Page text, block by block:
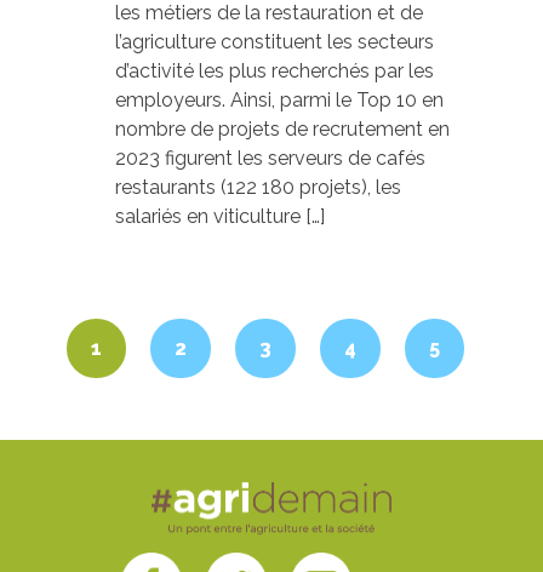
les métiers de la restauration et de
l’agriculture constituent les secteurs
d’activité les plus recherchés par les
employeurs. Ainsi, parmi le Top 10 en
nombre de projets de recrutement en
2023 figurent les serveurs de cafés
restaurants (122 180 projets), les
salariés en viticulture […]
1 2 3 4 5